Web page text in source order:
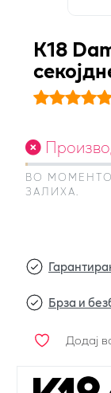
К18
ВО
ЗАЛИХА.
Брза и
Додај